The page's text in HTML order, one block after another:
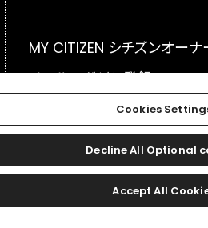
MY CITIZEN シチズンオーナ
メールマガジン登録
Cookies
Decline All Optional
Accept All